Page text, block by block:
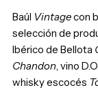
Baúl Vintagecon
selección de
Ibérico de Bellota
Chandon, vino
whisky escocés